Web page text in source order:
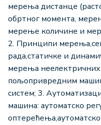
мерења дистанце
обртног момента,
мерење количине и
2. Принципи
рада,статичке и
мерења
пољопривредним
систем; 3.
машина: аутоматско